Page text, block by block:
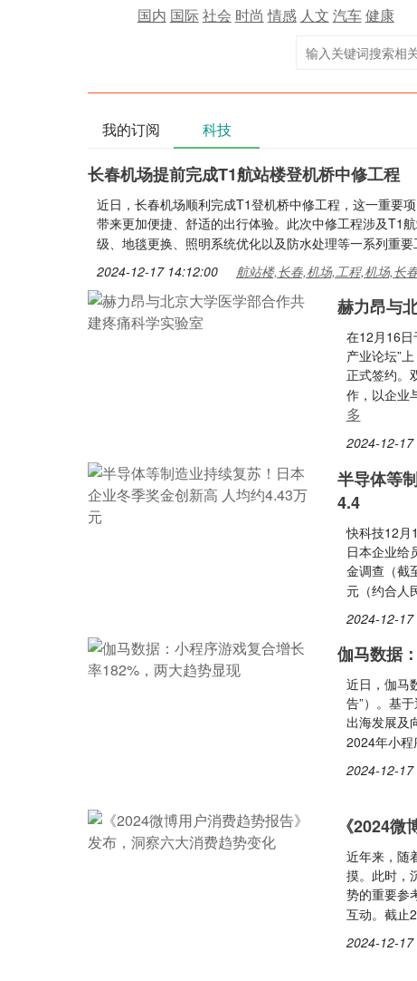
国内 国际社会 时尚 情感 人文 汽车健康
我的订阅 科技
长春机场提前完成T1航站楼登机桥中修工程
近日，长春机场顺利完成T1登机桥中修工程，这一重要
带来更加便捷、舒适的出行体验。此次中修工程涉及T1
级、地毯更换、照明系统优化以及防水处理等一系列重要
2024-12-17 14:12:00 航站楼,长春,机场,工程,机场,长
赫力昂与
在12月16
产业论坛”
正式签约。
作，以企业
多
2024-12-
半导体等
4.4
快科技12月
日本企业给
金调查（截
元（约合人
2024-12-
伽马数据
近日，伽马
告”）。基
出海发展及
2024年小
2024-12-
《2024
近年来，随
摸。此时，
势的重要参
互动。截止
2024-12-